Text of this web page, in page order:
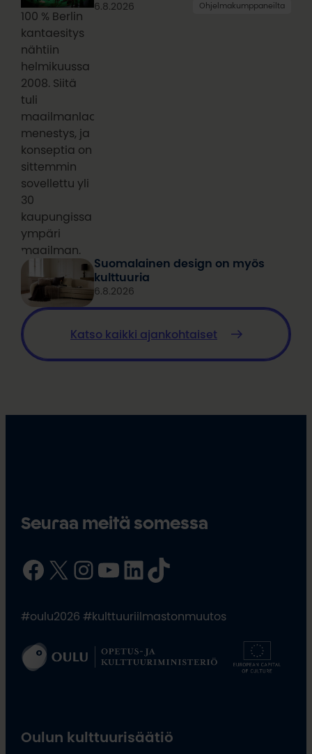
100 % Berlin
kantaesitys
nähtiin
helmikuussa
2008. Siitä
tuli
maailmanlaajuinen
menestys, ja
konseptia on
sittemmin
sovellettu yli
30
kaupungissa
ympäri
maailman.
6.8.2026 Ohjelmakumppaneilta
Suomalainen design on myös
kulttuuria
6.8.2026
Katso kaikki ajankohtaiset
Seuraa meitä somessa
Facebook X InstagramYouTube LinkedIn TikTok
#oulu2026 #kulttuuriilmastonmuutos
Oulun kulttuurisäätiö